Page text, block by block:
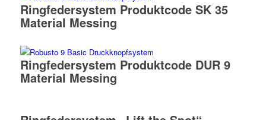
Ringfedersystem Produktcode SK 35
Material Messing
Ringfedersystem Produktcode DUR 9
Material Messing